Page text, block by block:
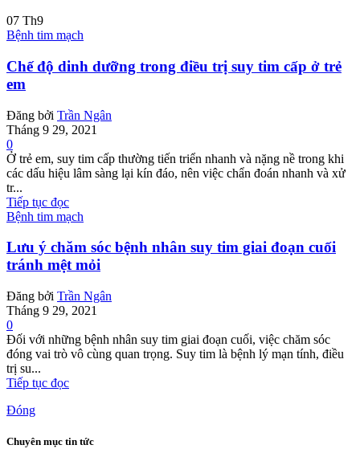
07 Th9
Bệnh tim mạch
Chế độ dinh dưỡng trong điều trị suy tim cấp ở trẻ
em
Đăng bởi Trần Ngân
Tháng 9 29, 2021
0
Ở trẻ em, suy tim cấp thường tiến triển nhanh và nặng nề trong khi
các dấu hiệu lâm sàng lại kín đáo, nên việc chẩn đoán nhanh và xử
tr...
Tiếp tục đọc
Bệnh tim mạch
Lưu ý chăm sóc bệnh nhân suy tim giai đoạn cuối
tránh mệt mỏi
Đăng bởi Trần Ngân
Tháng 9 29, 2021
0
Đối với những bệnh nhân suy tim giai đoạn cuối, việc chăm sóc
đóng vai trò vô cùng quan trọng. Suy tim là bệnh lý mạn tính, điều
trị su...
Tiếp tục đọc
Đóng
Chuyên mục tin tức